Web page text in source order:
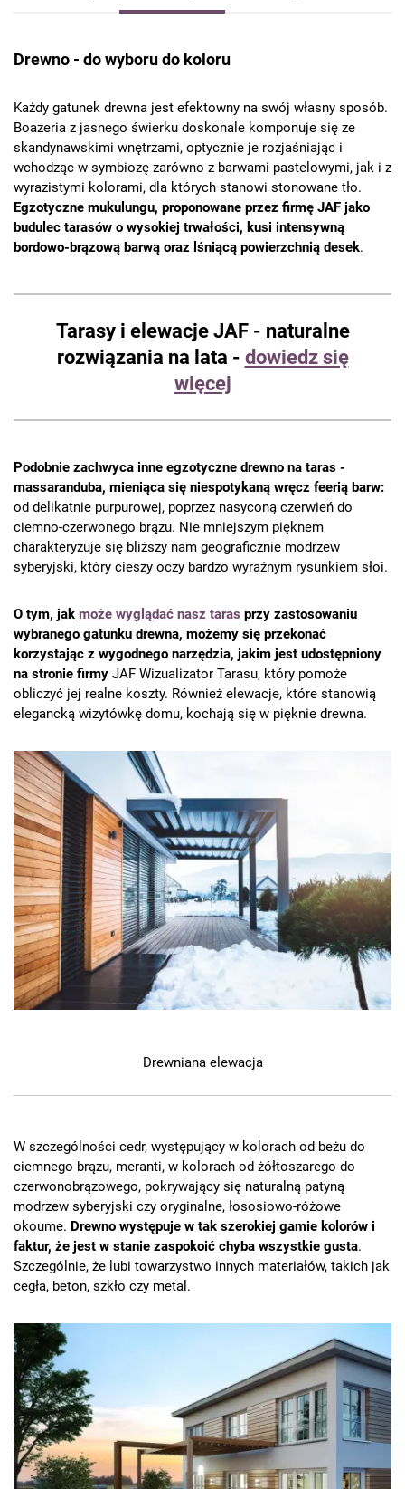
Drewno - do wyboru do koloru
Każdy gatunek drewna jest efektowny na swój własny sposób.
Boazeria z jasnego świerku doskonale komponuje się ze
skandynawskimi wnętrzami, optycznie je rozjaśniając i
wchodząc w symbiozę zarówno z barwami pastelowymi, jak i z
wyrazistymi kolorami, dla których stanowi stonowane tło.
Egzotyczne mukulungu, proponowane przez firmę JAF jako
budulec tarasów o wysokiej trwałości, kusi intensywną
bordowo-brązową barwą oraz lśniącą powierzchnią desek.
Tarasy i elewacje JAF - naturalne
rozwiązania na lata - dowiedz się
więcej
Podobnie zachwyca inne egzotyczne drewno na taras -
massaranduba, mieniąca się niespotykaną wręcz feerią barw:
od delikatnie purpurowej, poprzez nasyconą czerwień do
ciemno-czerwonego brązu. Nie mniejszym pięknem
charakteryzuje się bliższy nam geograficznie modrzew
syberyjski, który cieszy oczy bardzo wyraźnym rysunkiem słoi.
O tym, jak może wyglądać nasz taras przy zastosowaniu
wybranego gatunku drewna, możemy się przekonać
korzystając z wygodnego narzędzia, jakim jest udostępniony
na stronie firmy JAF Wizualizator Tarasu, który pomoże
obliczyć jej realne koszty. Również elewacje, które stanowią
elegancką wizytówkę domu, kochają się w pięknie drewna.
Drewniana elewacja
W szczególności cedr, występujący w kolorach od beżu do
ciemnego brązu, meranti, w kolorach od żółtoszarego do
czerwonobrązowego, pokrywający się naturalną patyną
modrzew syberyjski czy oryginalne, łososiowo-różowe
okoume. Drewno występuje w tak szerokiej gamie kolorów i
faktur, że jest w stanie zaspokoić chyba wszystkie gusta.
Szczególnie, że lubi towarzystwo innych materiałów, takich jak
cegła, beton, szkło czy metal.